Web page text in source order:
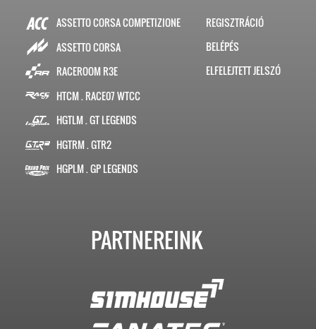
ASSETTO CORSA COMPETIZIONE
ASSETTO CORSA
RACEROOM R3E
HTCM . RACE07 WTCC
HGTLM . GT LEGENDS
HGTRM . GTR2
HGPLM . GP LEGENDS
REGISZTRÁCIÓ
BELÉPÉS
ELFELEJTETT JELSZÓ
PARTNEREINK